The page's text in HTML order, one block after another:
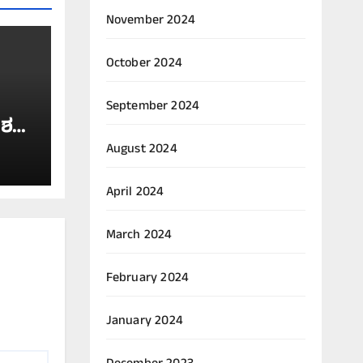
November 2024
October 2024
September 2024
August 2024
April 2024
March 2024
February 2024
January 2024